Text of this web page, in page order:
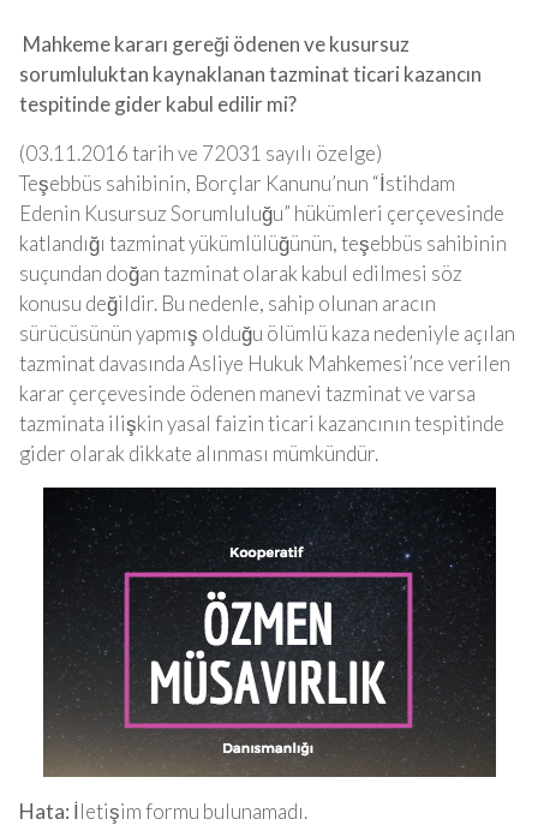
Mahkeme kararı gereği ödenen ve kusursuz
sorumluluktan kaynaklanan tazminat ticari kazancın
tespitinde gider kabul edilir mi?
(03.11.2016 tarih ve 72031 sayılı özelge)
Teşebbüs sahibinin, Borçlar Kanunu’nun “İstihdam
Edenin Kusursuz Sorumluluğu” hükümleri çerçevesinde
katlandığı tazminat yükümlülüğünün, teşebbüs sahibinin
suçundan doğan tazminat olarak kabul edilmesi söz
konusu değildir. Bu nedenle, sahip olunan aracın
sürücüsünün yapmış olduğu ölümlü kaza nedeniyle açılan
tazminat davasında Asliye Hukuk Mahkemesi’nce verilen
karar çerçevesinde ödenen manevi tazminat ve varsa
tazminata ilişkin yasal faizin ticari kazancının tespitinde
gider olarak dikkate alınması mümkündür.
Hata: İletişim formu bulunamadı.